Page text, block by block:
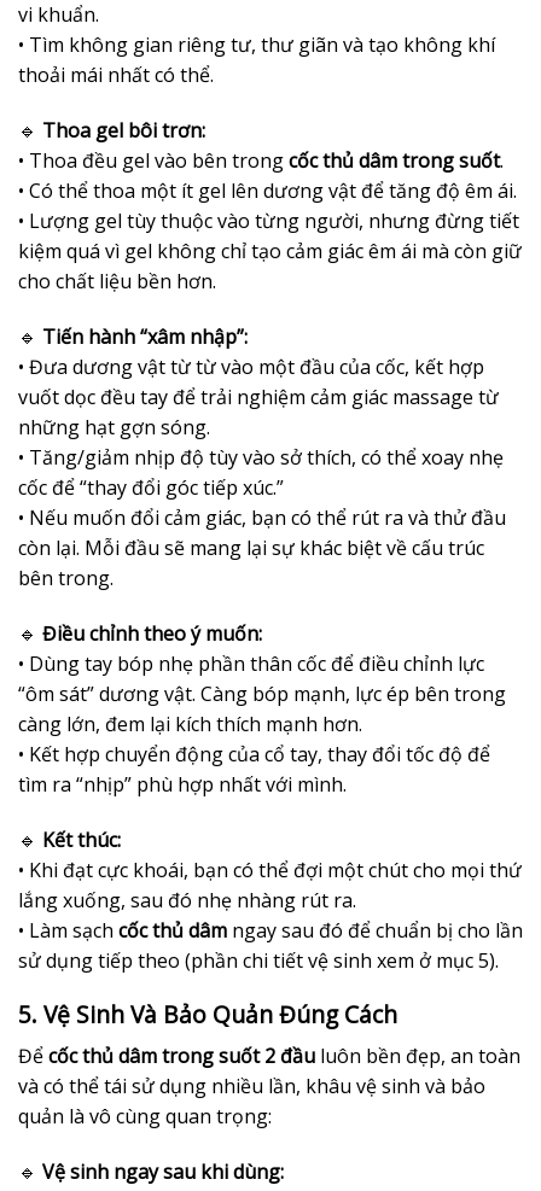
vi khuẩn.
• Tìm không gian riêng tư, thư giãn và tạo không khí
thoải mái nhất có thể.
🔹 Thoa gel bôi trơn:
• Thoa đều gel vào bên trongcốc thủ dâm trong suốt.
• Có thể thoa một ít gel lên dương vật để tăng độ êm ái.
• Lượng gel tùy thuộc vào từng người, nhưng đừng tiết
kiệm quá vì gel không chỉ tạo cảm giác êm ái mà còn giữ
cho chất liệu bền hơn.
🔹 Tiến hành “xâm nhập”:
• Đưa dương vật từ từ vào một đầu của cốc, kết hợp
vuốt dọc đều tay để trải nghiệm cảm giác massage từ
những hạt gợn sóng.
• Tăng/giảm nhịp độ tùy vào sở thích, có thể xoay nhẹ
cốc để “thay đổi góc tiếp xúc.”
• Nếu muốn đổi cảm giác, bạn có thể rút ra và thử đầu
còn lại. Mỗi đầu sẽ mang lại sự khác biệt về cấu trúc
bên trong.
🔹 Điều chỉnh theo ý muốn:
• Dùng tay bóp nhẹ phần thân cốc để điều chỉnh lực
“ôm sát” dương vật. Càng bóp mạnh, lực ép bên trong
càng lớn, đem lại kích thích mạnh hơn.
• Kết hợp chuyển động của cổ tay, thay đổi tốc độ để
tìm ra “nhịp” phù hợp nhất với mình.
🔹 Kết thúc:
• Khi đạt cực khoái, bạn có thể đợi một chút cho mọi thứ
lắng xuống, sau đó nhẹ nhàng rút ra.
• Làm sạch cốc thủ dâm ngay sau đó để chuẩn bị cho lần
sử dụng tiếp theo (phần chi tiết vệ sinh xem ở mục 5).
5. Vệ Sinh Và Bảo Quản Đúng Cách
Đểcốc thủ dâm trong suốt 2 đầu luôn bền đẹp, an toàn
và có thể tái sử dụng nhiều lần, khâu vệ sinh và bảo
quản là vô cùng quan trọng:
🔹 Vệ sinh ngay sau khi dùng: